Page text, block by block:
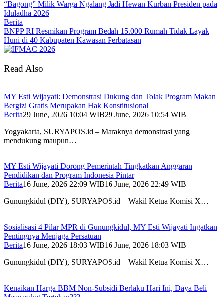
“Bagong” Milik Warga Ngalang Jadi Hewan Kurban Presiden pada
Iduladha 2026
Berita
BNPP RI Resmikan Program Bedah 15.000 Rumah Tidak Layak
Huni di 40 Kabupaten Kawasan Perbatasan
Read Also
MY Esti Wijayati: Demonstrasi Dukung dan Tolak Program Makan
Bergizi Gratis Merupakan Hak Konstitusional
Berita29 June, 2026 10:04 WIB29 June, 2026 10:54 WIB
Yogyakarta, SURYAPOS.id – Maraknya demonstrasi yang
mendukung maupun…
MY Esti Wijayati Dorong Pemerintah Tingkatkan Anggaran
Pendidikan dan Program Indonesia Pintar
Berita16 June, 2026 22:09 WIB16 June, 2026 22:49 WIB
Gunungkidul (DIY), SURYAPOS.id – Wakil Ketua Komisi X…
Sosialisasi 4 Pilar MPR di Gunungkidul, MY Esti Wijayati Ingatkan
Pentingnya Menjaga Persatuan
Berita16 June, 2026 18:03 WIB16 June, 2026 18:03 WIB
Gunungkidul (DIY), SURYAPOS.id – Wakil Ketua Komisi X…
Kenaikan Harga BBM Non-Subsidi Berlaku Hari Ini, Daya Beli